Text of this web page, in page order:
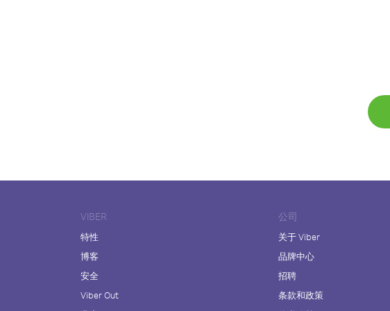
VIBER
特性
博客
安全
Viber Out
公司
关于 Viber
品牌中心
招聘
条款和政策